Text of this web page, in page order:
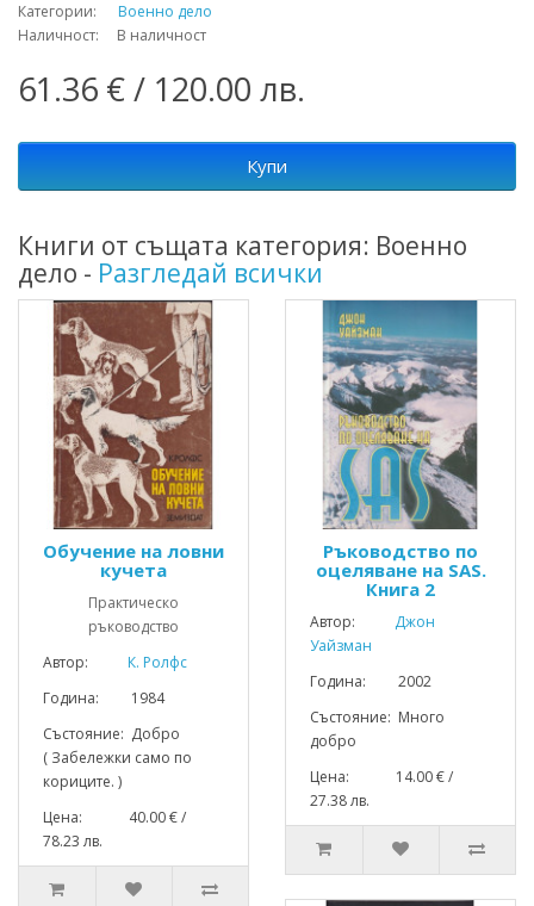
Категории: Военно дело
Наличност: В наличност
61.36 € / 120.00 лв.
Купи
Книги от същата категория: Военно
дело - Разгледай всички
Обучение на ловни
кучета
Практическо
ръководство
Автор:
К. Ролфс
Година: 1984
Състояние: Добро
( Забележки само по
кориците. )
Цена: 40.00 € /
78.23 лв.
Ръководство по
оцеляване на SAS.
Книга 2
Автор:
Джон
Уайзман
Година: 2002
Състояние: Много
добро
Цена: 14.00 € /
27.38 лв.